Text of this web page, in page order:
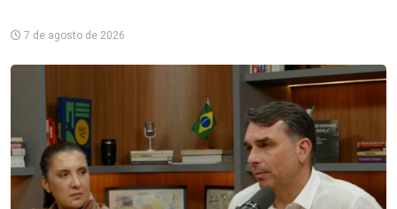
7 de agosto de 2026